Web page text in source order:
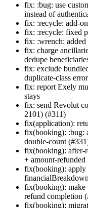
fix: :bug: use
instead of
fix: :recycle: add-
fix: :recycle: fixed
fix: :wrench:
fix: charge
dedupe
fix: exclude
duplicate-class error
fix: report Exely
stays
fix: send Revolut
2101) (#311)
fix(application):
fix(booking): :bug:
double-count
fix(booking): after-
+ amount-refunded
fix(booking): apply
fix(booking): make
refund completion
fix(booking):